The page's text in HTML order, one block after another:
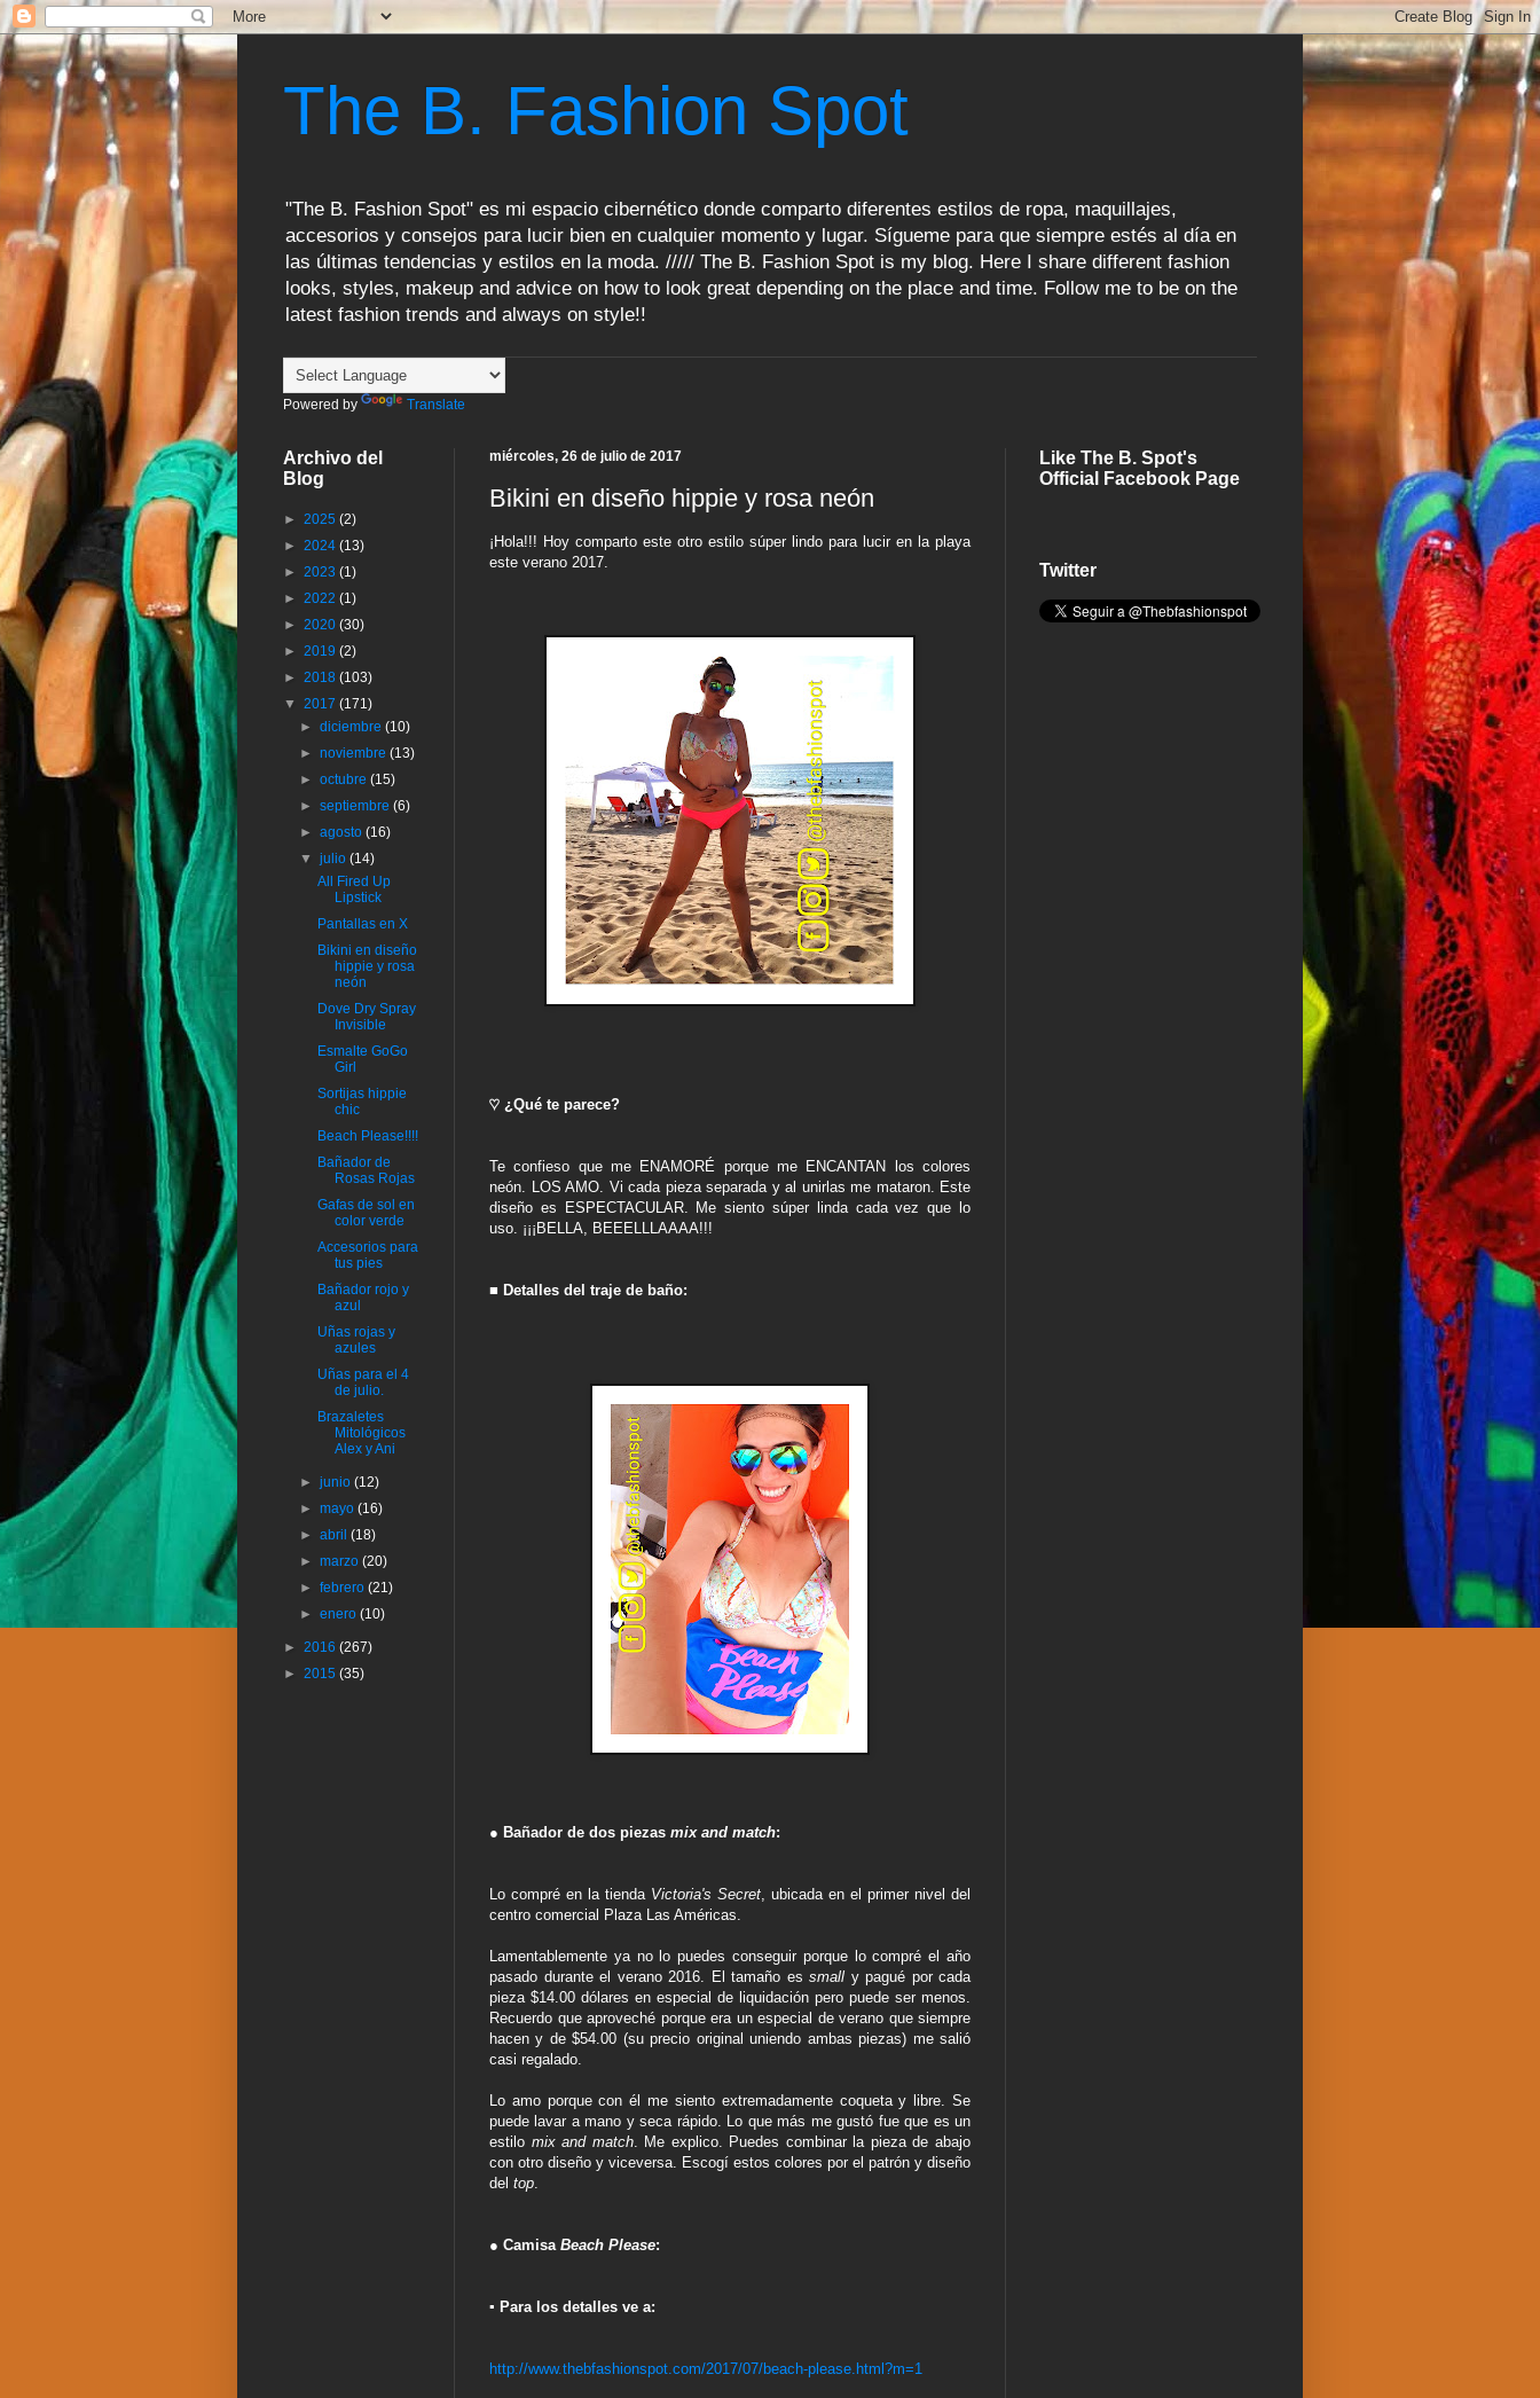
The B. Fashion Spot
"The B. Fashion Spot" es mi espacio cibernético donde comparto diferentes estilos de ropa, maquillajes,
accesorios y consejos para lucir bien en cualquier momento y lugar. Sígueme para que siempre estés al día en
las últimas tendencias y estilos en la moda. ///// The B. Fashion Spot is my blog. Here I share different fashion
looks, styles, makeup and advice on how to look great depending on the place and time. Follow me to be on the
latest fashion trends and always on style!!
Powered by Translate
miércoles, 26 de julio de 2017
Bikini en diseño hippie y rosa neón
¡Hola!!! Hoy comparto este otro estilo súper lindo para lucir en la playa
este verano 2017.
♡ ¿Qué te parece?
Te confieso que me ENAMORÉ porque me ENCANTAN los colores
neón. LOS AMO. Vi cada pieza separada y al unirlas me mataron. Este
diseño es ESPECTACULAR. Me siento súper linda cada vez que lo
uso. ¡¡¡BELLA, BEEELLLAAAA!!!
■ Detalles del traje de baño:
● Bañador de dos piezas mix and match:
Lo compré en la tienda Victoria's Secret, ubicada en el primer nivel del
centro comercial Plaza Las Américas.
Lamentablemente ya no lo puedes conseguir porque lo compré el año
pasado durante el verano 2016. El tamaño es small y pagué por cada
pieza $14.00 dólares en especial de liquidación pero puede ser menos.
Recuerdo que aproveché porque era un especial de verano que siempre
hacen y de $54.00 (su precio original uniendo ambas piezas) me salió
casi regalado.
Lo amo porque con él me siento extremadamente coqueta y libre. Se
puede lavar a mano y seca rápido. Lo que más me gustó fue que es un
estilo mix and match. Me explico. Puedes combinar la pieza de abajo
con otro diseño y viceversa. Escogí estos colores por el patrón y diseño
del top.
● Camisa Beach Please:
▪ Para los detalles ve a:
http://www.thebfashionspot.com/2017/07/beach-please.html?m=1
Archivo del
Blog
► 2025 (2)
► 2024 (13)
► 2023 (1)
► 2022 (1)
► 2020 (30)
► 2019 (2)
► 2018 (103)
▼ 2017 (171)
►diciembre(10)
►noviembre(13)
►octubre(15)
►septiembre(6)
►agosto(16)
▼julio(14)
All Fired Up
Lipstick
Pantallas en X
Bikini en diseño
hippie y rosa
neón
Dove Dry Spray
Invisible
Esmalte GoGo
Girl
Sortijas hippie
chic
Beach Please!!!!
Bañador de
Rosas Rojas
Gafas de sol en
color verde
Accesorios para
tus pies
Bañador rojo y
azul
Uñas rojas y
azules
Uñas para el 4
de julio.
Brazaletes
Mitológicos
Alex y Ani
►junio(12)
►mayo(16)
►abril(18)
►marzo(20)
►febrero(21)
►enero(10)
► 2016 (267)
► 2015 (35)
Like The B. Spot's
Official Facebook Page
Twitter